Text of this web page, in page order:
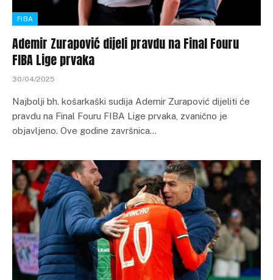
FIBA
Ademir Zurapović dijeli pravdu na Final Fouru
FIBA Lige prvaka
30/04/2025
Najbolji bh. košarkaški sudija Ademir Zurapović dijeliti će
pravdu na Final Fouru FIBA Lige prvaka, zvanično je
objavljeno. Ove godine završnica…